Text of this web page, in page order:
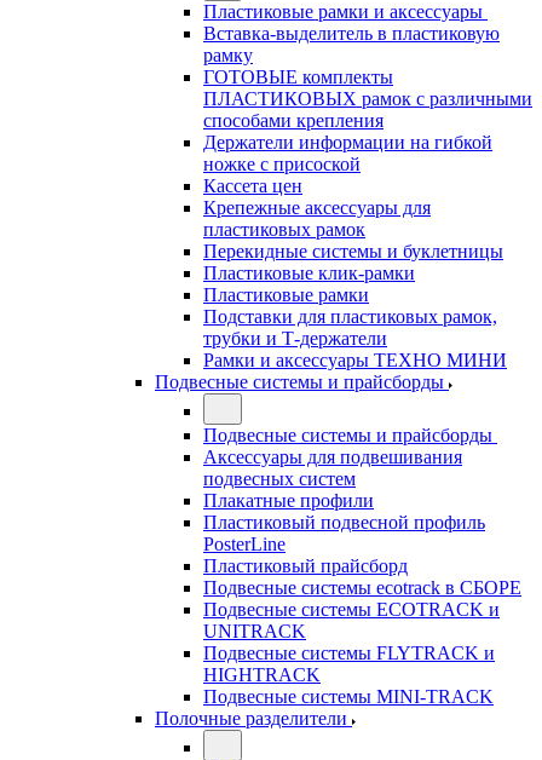
Пластиковые рамки и аксессуары
Вставка-выделитель в пластиковую
рамку
ГОТОВЫЕ комплекты
ПЛАСТИКОВЫХ рамок с различными
способами крепления
Держатели информации на гибкой
ножке с присоской
Кассета цен
Крепежные аксессуары для
пластиковых рамок
Перекидные системы и буклетницы
Пластиковые клик-рамки
Пластиковые рамки
Подставки для пластиковых рамок,
трубки и Т-держатели
Рамки и аксессуары ТЕХНО МИНИ
Подвесные системы и прайсборды
Подвесные системы и прайсборды
Аксессуары для подвешивания
подвесных систем
Плакатные профили
Пластиковый подвесной профиль
PosterLine
Пластиковый прайсборд
Подвесные системы ecotrack в СБОРЕ
Подвесные системы ECOTRACK и
UNITRACK
Подвесные системы FLYTRACK и
HIGHTRACK
Подвесные системы MINI-TRACK
Полочные разделители